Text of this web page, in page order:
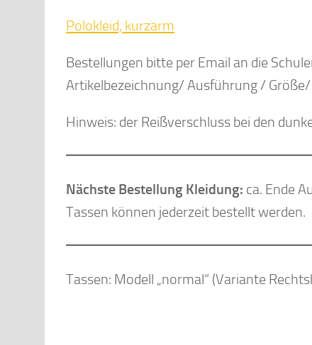
Polokleid, kurzarm
Bestellungen bitte per Email an die
Artikelbezeichnung/ Ausführung /
Hinweis: der Reißverschluss bei den
Nächste Bestellung Kleidung: ca. Ende
Tassen können jederzeit bestellt werden.
Tassen: Modell „normal“ (Variante